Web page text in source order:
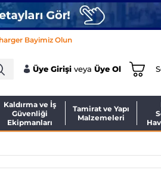
Bayimiz Olun
Üye Girişi veyaÜye Ol
Kaldırma ve İş
Güvenliği
Ekipmanları
Tamirat ve Yapı
Malzemeleri